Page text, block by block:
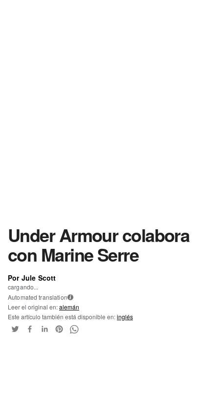
Under Armour colabora
con Marine Serre
Por Jule Scott
cargando...
Automated translation i
Leer el original en:alemán
Este artículo también está disponible en:inglés